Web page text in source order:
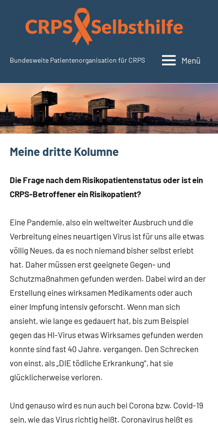
springen
CRPSSelbsthilfe.org
Bundesweite Patientenorganisation für CRPS Menü
Meine dritte Kolumne
Die Frage nach dem Risikopatientenstatus oder ist ein
CRPS-Betroffener ein Risikopatient?
Eine Pandemie, also ein weltweiter Ausbruch und die
Verbreitung eines neuartigen Virus ist für uns alle etwas
völlig Neues, da es noch niemand bisher selbst erlebt
hat. Daher müssen erst geeignete Gegen- und
Schutzmaßnahmen gefunden werden. Dabei wird an der
Erstellung eines wirksamen Medikaments oder auch
einer Impfung intensiv geforscht. Wenn man sich
ansieht, wie lange es gedauert hat, bis zum Beispiel
gegen das HI-Virus etwas Wirksames gefunden werden
konnte sind fast 40 Jahre. vergangen. Den Schrecken
von einst, als „DIE tödliche Erkrankung“, hat sie
glücklicherweise verloren.
Und genauso wird es nun auch bei Corona bzw. Covid-19
sein, wie das Virus richtig heißt. Coronavirus heißt es